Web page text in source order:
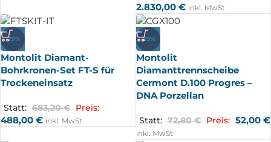
2.830,00 € inkl. MwSt
-29%
Montolit Diamant-
Bohrkronen-Set FT-S für
Trockeneinsatz
Statt: 683,20€ Preis:
488,00 € inkl. MwSt
-29%
Montolit
Diamanttrennscheibe
Cermont D.100 Progres –
DNA Porzellan
Statt: 72,80€ Preis: 52,00 €
inkl. MwSt